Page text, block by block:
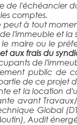
l'échéancier
comptes.
à tout
l'immeuble et la
maire ou le
aux frais du
de
public de
de ce projet
et la location
avant
Global
Audit